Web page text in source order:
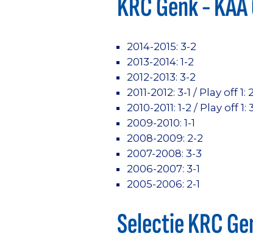
KRC Genk -
2014-2015: 3-2
2013-2014: 1-2
2012-2013: 3-2
2011-2012: 3-1 / Play off 1:
2010-2011: 1-2 / Play off 1:
2009-2010: 1-1
2008-2009: 2-2
2007-2008: 3-3
2006-2007: 3-1
2005-2006: 2-1
Selectie KRC